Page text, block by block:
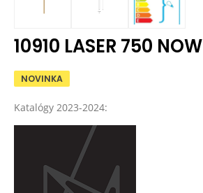
10910 LASER 750 NOW
NOVINKA
Katalógy 2023-2024: